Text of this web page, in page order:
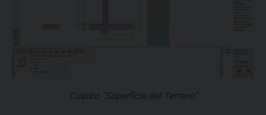
Cuadro "Superficie del Terreno"